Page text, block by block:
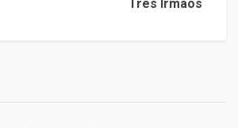
Três Irmãos